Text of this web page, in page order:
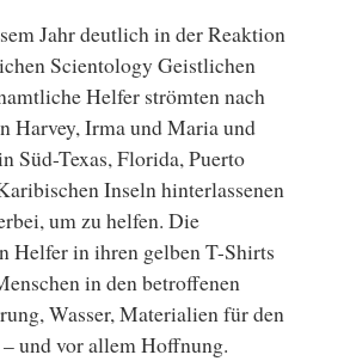
Jahr deutlich in der Reaktion
Scientology Geistlichen
Helfer strömten nach
Harvey, Irma und Maria und
Süd-Texas, Florida, Puerto
Inseln hinterlassenen
um zu helfen. Die
Helfer in ihren gelben T-Shirts
in den betroffenen
Wasser, Materialien für den
und vor allem Hoffnung.